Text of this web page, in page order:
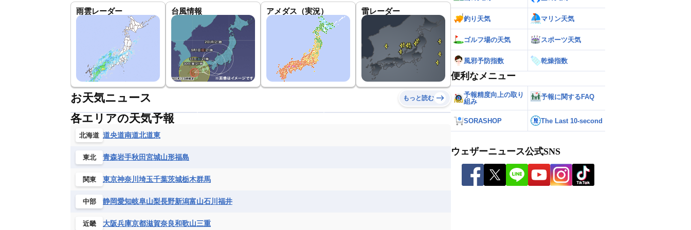
雨雲レーダー 台風情報 アメダス（実況） 雷レーダー
お天気ニュース もっと読む
各エリアの天気予報
北海道 道央道南道北道東
東北 青森岩手秋田宮城山形福島
関東 東京神奈川 埼玉千葉茨城栃木群馬
中部 静岡愛知岐阜山梨長野新潟富山石川 福井
近畿 大阪兵庫京都滋賀奈良和歌山三重
釣り天気 マリン天気
ゴルフ場の天気 スポーツ天気
風邪予防指数 乾燥指数
便利なメニュー
予報精度向上の取り
組み
予報に関するFAQ
SORASHOP The Last 10-second
ウェザーニュース公式SNS